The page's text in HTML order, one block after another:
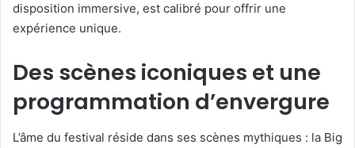
disposition immersive, est calibré pour offrir une
expérience unique.
Des scènes iconiques et une
programmation d’envergure
L’âme du festival réside dans ses scènes mythiques : la Big